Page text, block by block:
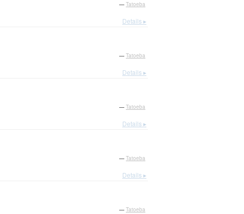
— Tatoeba
Details ▸
— Tatoeba
Details ▸
— Tatoeba
Details ▸
— Tatoeba
Details ▸
— Tatoeba